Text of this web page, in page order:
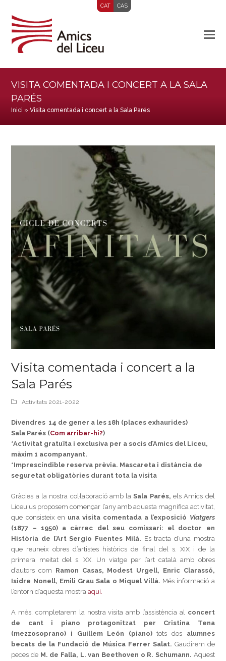
CAT CAS
VISITA COMENTADA I CONCERT A LA SALA
PARÉS
Inici »Visita comentada i concert a la Sala Parés
Visita comentada i concert a la
Sala Parés
Activitats 2021-2022
Divendres 14 de gener a les 18h (places exhaurides)
Sala Parés (Com arribar-hi?)
*Activitat gratuïta i exclusiva per a socis d’Amics del Liceu,
màxim 1 acompanyant.
*Imprescindible reserva prèvia. Mascareta i distància de
seguretat obligatòries durant tota la visita
Gràcies a la nostra col·laboració amb laSala Parés, els Amics del
Liceu us proposem començar l’any amb aquesta magnífica activitat,
que consisteix en una visita comentada a l’exposició Viatgers
(1877 – 1950) a càrrec del seu comissari: el doctor en
Història de l’Art Sergio Fuentes Milà. Es tracta d’una mostra
que reuneix obres d’artistes històrics de final del s. XIX i de la
primera meitat del s. XX. Un viatge per l’art català amb obres
d’autors com Ramon Casas, Modest Urgell, Enric Clarassó,
Isidre Nonell, Emili Grau Sala o Miquel Villà. Més informació a
l’entorn d’aquesta mostra aquí.
A més, completarem la nostra visita amb l’assistència alconcert
de cant i piano protagonitzat per
Cristina Tena
(mezzosoprano) i
Guillem León (piano)tots dos alumnes
becats de la Fundació de Música Ferrer Salat. Gaudirem de
peces de M. de Falla, L. van Beethoven o R. Schumann. Aquest